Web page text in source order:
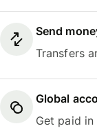
Send
Transfers
Global
Get paid in